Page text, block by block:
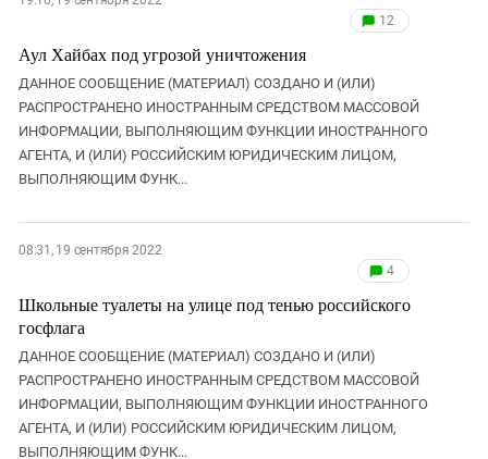
12
Аул Хайбах под угрозой уничтожения
ДАННОЕ СООБЩЕНИЕ (МАТЕРИАЛ) СОЗДАНО И (ИЛИ)
РАСПРОСТРАНЕНО ИНОСТРАННЫМ СРЕДСТВОМ МАССОВОЙ
ИНФОРМАЦИИ, ВЫПОЛНЯЮЩИМ ФУНКЦИИ ИНОСТРАННОГО
АГЕНТА, И (ИЛИ) РОССИЙСКИМ ЮРИДИЧЕСКИМ ЛИЦОМ,
ВЫПОЛНЯЮЩИМ ФУНК...
08:31, 19 сентября 2022
4
Школьные туалеты на улице под тенью российского
госфлага
ДАННОЕ СООБЩЕНИЕ (МАТЕРИАЛ) СОЗДАНО И (ИЛИ)
РАСПРОСТРАНЕНО ИНОСТРАННЫМ СРЕДСТВОМ МАССОВОЙ
ИНФОРМАЦИИ, ВЫПОЛНЯЮЩИМ ФУНКЦИИ ИНОСТРАННОГО
АГЕНТА, И (ИЛИ) РОССИЙСКИМ ЮРИДИЧЕСКИМ ЛИЦОМ,
ВЫПОЛНЯЮЩИМ ФУНК...